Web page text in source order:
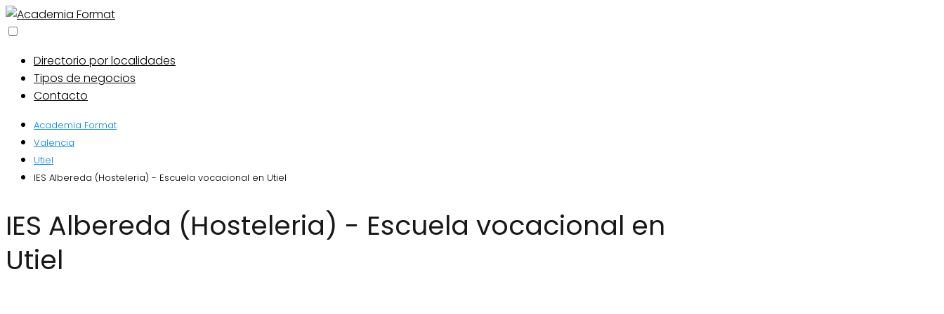
Directorio por localidades
Tipos de negocios
Contacto
Academia Format
Valencia
Utiel
IES Albereda (Hosteleria) - Escuela vocacional en Utiel
IES Albereda (Hosteleria) - Escuela vocacional en
Utiel